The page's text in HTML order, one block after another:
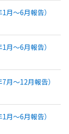
月〜6月報告）
月〜6月報告）
月〜12月報告）
月〜6月報告）